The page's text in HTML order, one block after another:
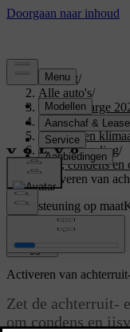
Support/
Alle auto's/
C40 Recharge
Comfort en
Klimaatregeling/
IJs, condens
Activeren van
Ondersteuning op maat
auto.
Inloggen
Activeren van
Zet de achterruit-
om condens en